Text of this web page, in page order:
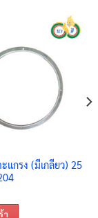
แกรง (มีเกลียว) 25
า